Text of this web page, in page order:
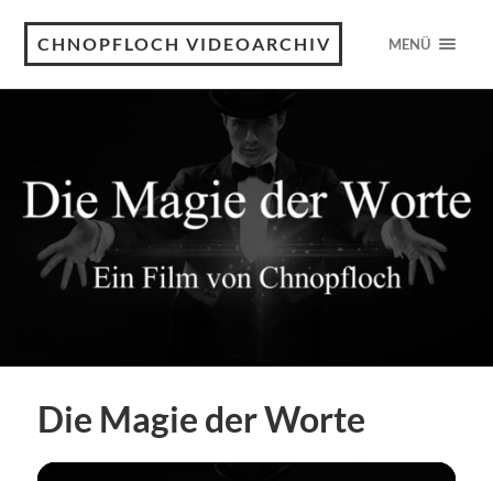
CHNOPFLOCH VIDEOARCHIV MENÜ
Die Magie der Worte